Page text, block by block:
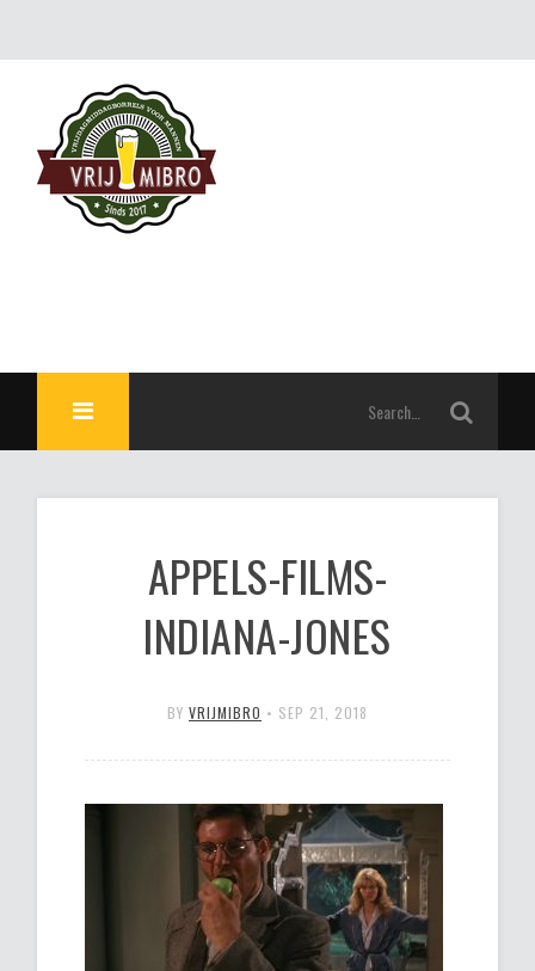
APPELS-FILMS-
INDIANA-JONES
BY VRIJMIBRO • SEP 21, 2018